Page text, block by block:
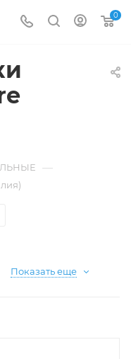
0
—
Показать еще